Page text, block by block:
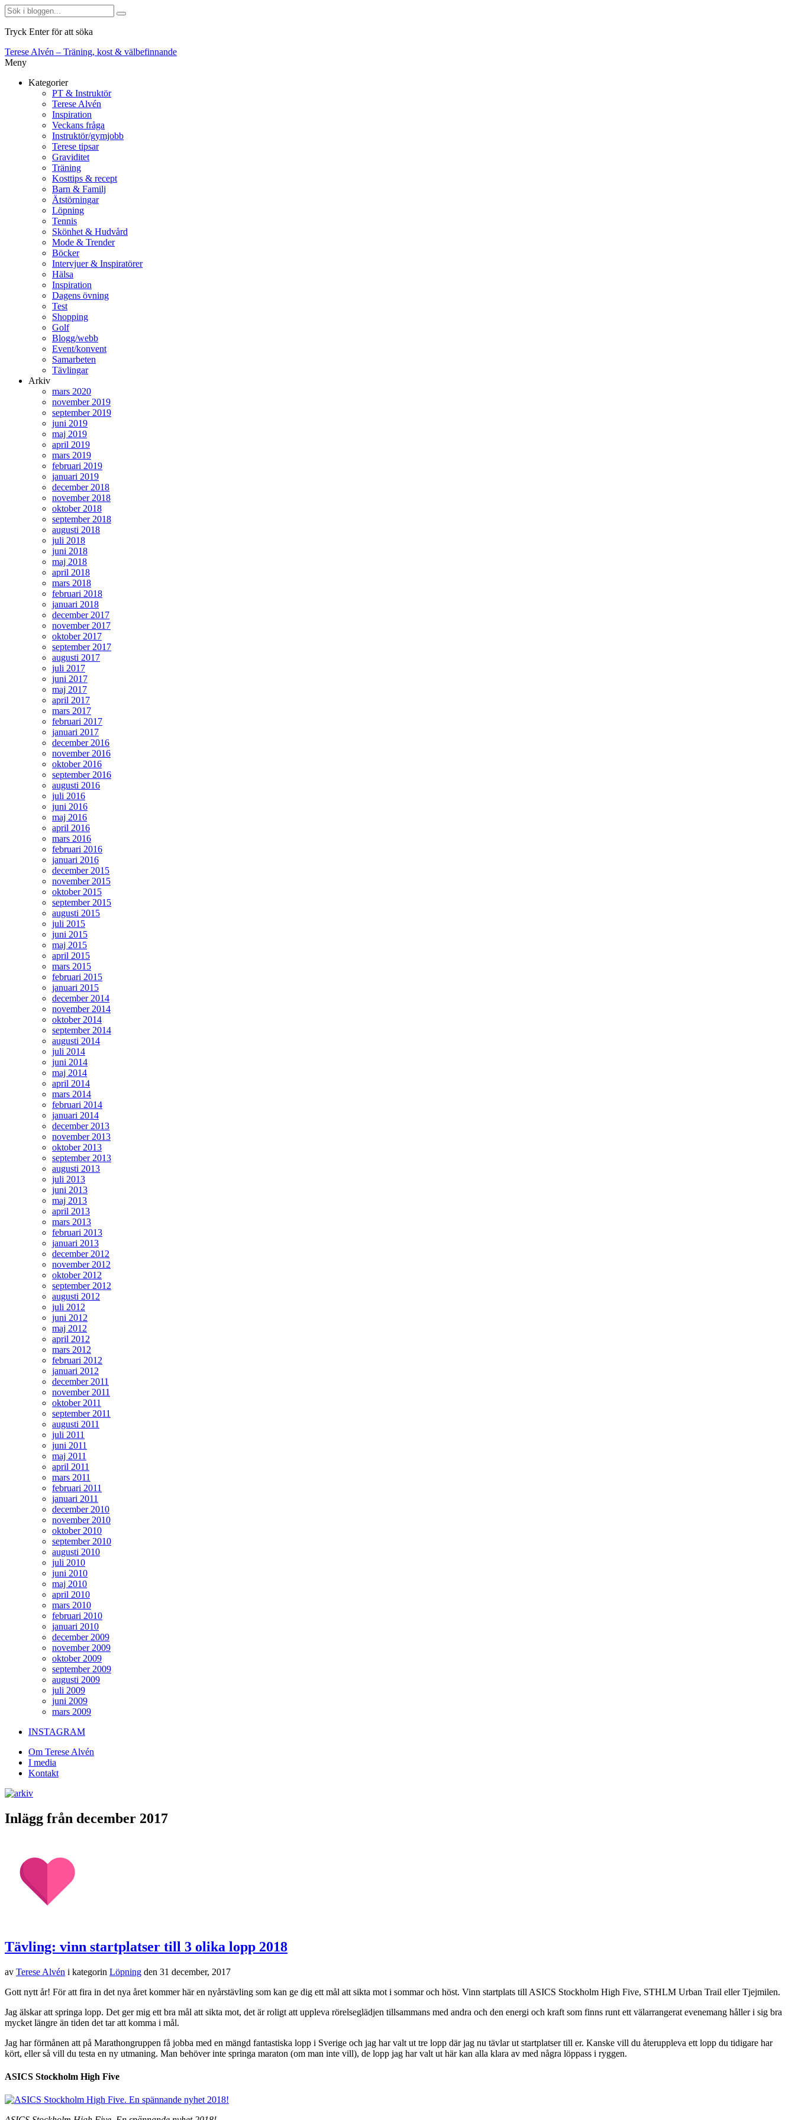
Tryck Enter för att söka
Terese Alvén – Träning, kost & välbefinnande
Meny
Kategorier
PT & Instruktör
Terese Alvén
Inspiration
Veckans fråga
Instruktör/gymjobb
Terese tipsar
Graviditet
Träning
Kosttips & recept
Barn & Familj
Ätstörningar
Löpning
Tennis
Skönhet & Hudvård
Mode & Trender
Böcker
Intervjuer & Inspiratörer
Hälsa
Inspiration
Dagens övning
Test
Shopping
Golf
Blogg/webb
Event/konvent
Samarbeten
Tävlingar
Arkiv
mars 2020
november 2019
september 2019
juni 2019
maj 2019
april 2019
mars 2019
februari 2019
januari 2019
december 2018
november 2018
oktober 2018
september 2018
augusti 2018
juli 2018
juni 2018
maj 2018
april 2018
mars 2018
februari 2018
januari 2018
december 2017
november 2017
oktober 2017
september 2017
augusti 2017
juli 2017
juni 2017
maj 2017
april 2017
mars 2017
februari 2017
januari 2017
december 2016
november 2016
oktober 2016
september 2016
augusti 2016
juli 2016
juni 2016
maj 2016
april 2016
mars 2016
februari 2016
januari 2016
december 2015
november 2015
oktober 2015
september 2015
augusti 2015
juli 2015
juni 2015
maj 2015
april 2015
mars 2015
februari 2015
januari 2015
december 2014
november 2014
oktober 2014
september 2014
augusti 2014
juli 2014
juni 2014
maj 2014
april 2014
mars 2014
februari 2014
januari 2014
december 2013
november 2013
oktober 2013
september 2013
augusti 2013
juli 2013
juni 2013
maj 2013
april 2013
mars 2013
februari 2013
januari 2013
december 2012
november 2012
oktober 2012
september 2012
augusti 2012
juli 2012
juni 2012
maj 2012
april 2012
mars 2012
februari 2012
januari 2012
december 2011
november 2011
oktober 2011
september 2011
augusti 2011
juli 2011
juni 2011
maj 2011
april 2011
mars 2011
februari 2011
januari 2011
december 2010
november 2010
oktober 2010
september 2010
augusti 2010
juli 2010
juni 2010
maj 2010
april 2010
mars 2010
februari 2010
januari 2010
december 2009
november 2009
oktober 2009
september 2009
augusti 2009
juli 2009
juni 2009
mars 2009
INSTAGRAM
Om Terese Alvén
I media
Kontakt
Inlägg från december 2017
Tävling: vinn startplatser till 3 olika lopp 2018
av Terese Alvén i kategorin Löpning den 31 december, 2017
Gott nytt år! För att fira in det nya året kommer här en nyårstävling som kan ge dig ett mål att sikta mot i sommar och höst. Vinn startplats till ASICS Stockholm High Five, STHLM Urban Trail eller Tjejmilen.
Jag älskar att springa lopp. Det ger mig ett bra mål att sikta mot, det är roligt att uppleva rörelseglädjen tillsammans med andra och den energi och kraft som finns runt ett välarrangerat evenemang håller i sig bra
mycket längre än tiden det tar att komma i mål.
Jag har förmånen att på Marathongruppen få jobba med en mängd fantastiska lopp i Sverige och jag har valt ut tre lopp där jag nu tävlar ut startplatser till er. Kanske vill du återuppleva ett lopp du tidigare har
kört, eller så vill du testa en ny utmaning. Man behöver inte springa maraton (om man inte vill), de lopp jag har valt ut här kan alla klara av med några löppass i ryggen.
ASICS Stockholm High Five